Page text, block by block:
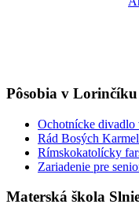
Pôsobia v Lorinčíku
Ochotnícke
Rád Bosých
Rímskokatolícky
Zariadenie pre
Materská škola